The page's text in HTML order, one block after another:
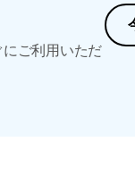
ご利用いただ